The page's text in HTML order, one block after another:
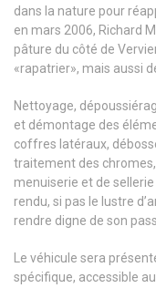
dans la nature pour
en mars 2006, Richard
pâture du côté de
«rapatrier», mais aussi
Nettoyage,
et démontage des
coffres latéraux,
traitement des
menuiserie et de
rendu, si pas le lustre
rendre digne de son
Le véhicule sera
spécifique, accessible